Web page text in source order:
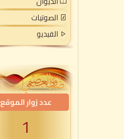
الصوتيات
الفيديو
عدد زوار الموقع
1